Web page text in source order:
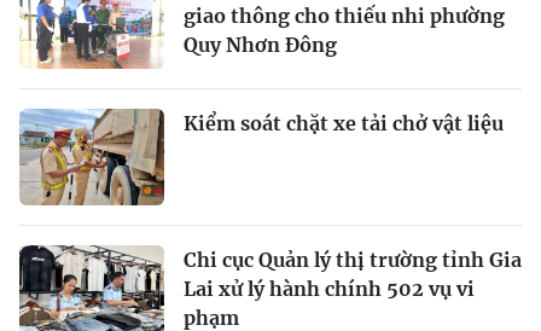
giao thông cho thiếu nhi phường
Quy Nhơn Đông
Kiểm soát chặt xe tải chở vật liệu
Chi cục Quản lý thị trường tỉnh Gia
Lai xử lý hành chính 502 vụ vi
phạm